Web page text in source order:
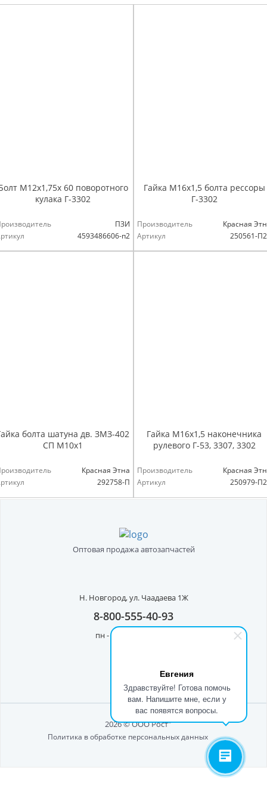
Евгения
Здравствуйте! Готова помочь
вам. Напишите мне, если у
вас появятся вопросы.
М12х1,75х 60 поворотного
кулака Г-3302
ПЗИ
4593486606-п2
Гайка М16х1,5 болта рессоры
Г-3302
Производитель
Красная
Артикул
250561-
болта шатуна дв. ЗМЗ-402
СП М10х1
Красная Этна
292758-П
Гайка М16х1,5 наконечника
рулевого Г-53, 3307, 3302
Производитель
Красная
Артикул
250979-
Оптовая продажа автозапчастей
Н. Новгород,ул. Чаадаева 1Ж
8-800-555-40-93
пн - пт с 8:00 до 17:00
2026 © ООО Рост"
Политика в обработке персональных данных